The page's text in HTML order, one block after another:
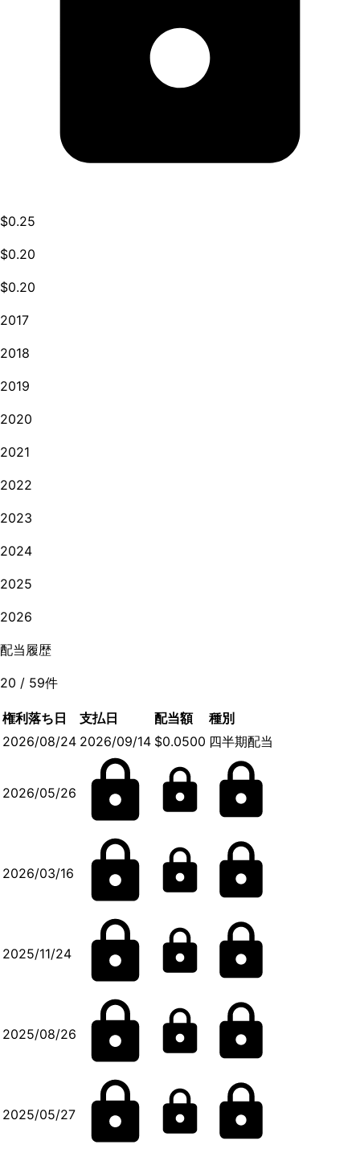
$0.25
$0.20
$0.20
2017
2018
2019
2020
2021
2022
2023
2024
2025
2026
配当履歴
20 / 59件
権利落ち日 支払日 配当額
種別
2026/08/24 2026/09/14 $0.0500 四半期配当
2026/05/26
2026/03/16
2025/11/24
2025/08/26
2025/05/27